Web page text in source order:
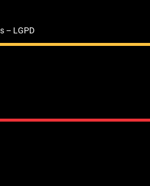
– LGPD